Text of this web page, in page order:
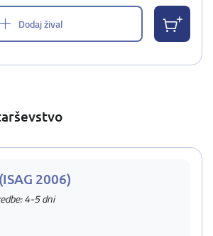
Dodaj žival
2006)
4-5 dni